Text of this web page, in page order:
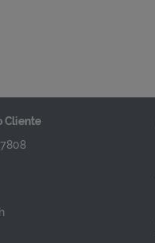
Cliente